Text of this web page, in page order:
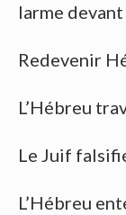
larme
Redevenir
L’Hébreu
Le Juif
L’Hébreu